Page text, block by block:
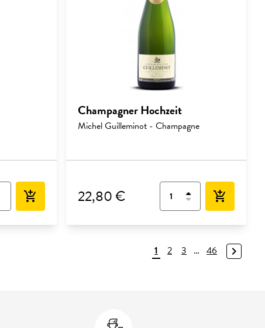
add_shopping_cart
Champagner Hochzeit
Michel Guilleminot - Champagne
22,80 € add_shopping_cart
1 2 3 … 46 navigate_next